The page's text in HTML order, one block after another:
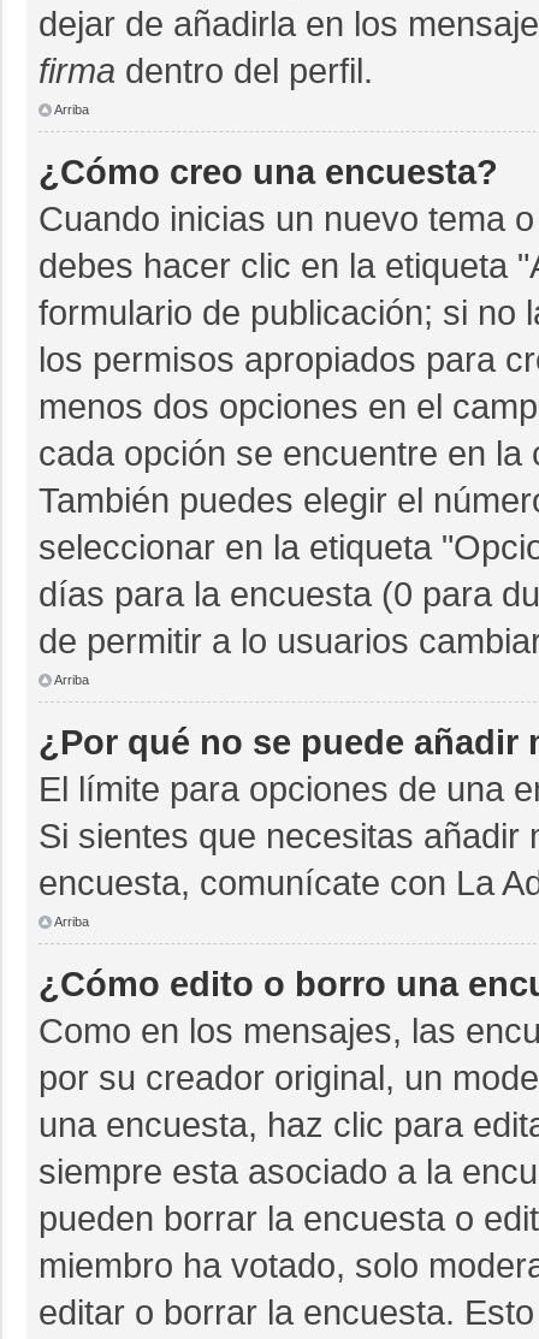
dejar de añadirla en los
firma dentro del perfil.
Arriba
¿Cómo creo una encuesta?
Cuando inicias un nuevo tema
debes hacer clic en la etiqueta
formulario de publicación; si no
los permisos apropiados para
menos dos opciones en el
cada opción se encuentre en
También puedes elegir el
seleccionar en la etiqueta
días para la encuesta (0 para
de permitir a lo usuarios
Arriba
¿Por qué no se puede añadir
El límite para opciones de una
Si sientes que necesitas añadir
encuesta, comunícate con La
Arriba
¿Cómo edito o borro una
Como en los mensajes, las
por su creador original, un
una encuesta, haz clic para
siempre esta asociado a la
pueden borrar la encuesta o
miembro ha votado, solo
editar o borrar la encuesta.